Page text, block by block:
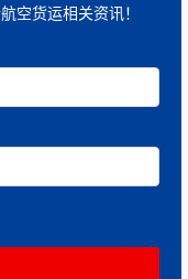
空货运相关资讯！